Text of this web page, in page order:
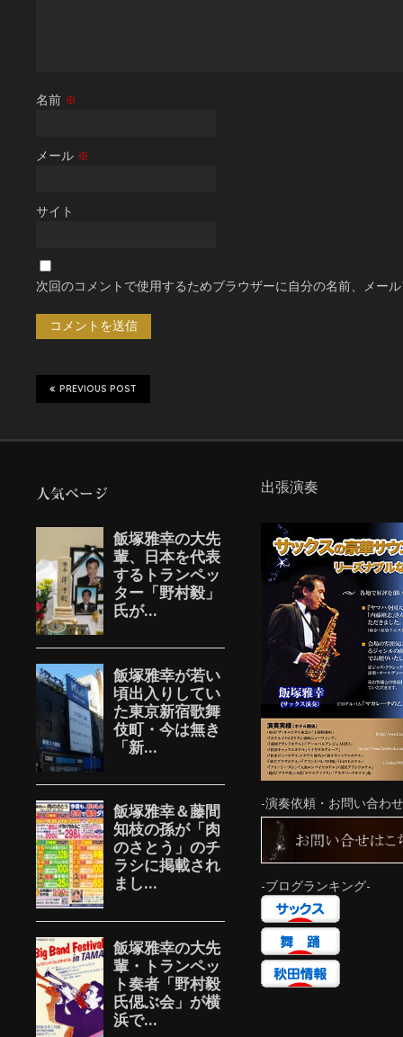
名前 ※
メール ※
サイト
次回のコメントで使用するためブラウザーに自分の名前、メー
PREVIOUS POST
人気ページ 出張演奏
-演奏依頼・お問い合わ
-ブログランキング-